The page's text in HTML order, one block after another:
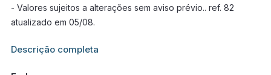
- Valores sujeitos a alterações sem aviso prévio.. ref. 82
atualizado em 05/08.
Informações adicionais sobre este imóvel estarão disponíveis
Descrição completa